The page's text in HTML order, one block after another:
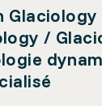
Glaciology
/